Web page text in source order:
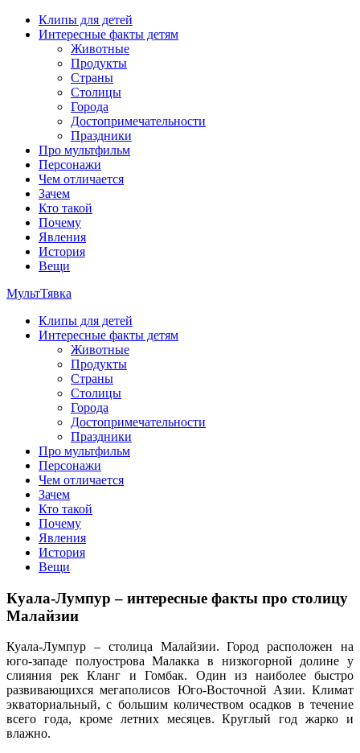
Перейти
содержимому
Клипы для детей
Интересные факты детям
Животные
Продукты
Страны
Столицы
Города
Достопримечательности
Праздники
Про мультфильм
Персонажи
Чем отличается
Зачем
Кто такой
Почему
Явления
История
Вещи
МультТявка
интересные факты про страны, столицы и города, клипы из
мультфильмов, мульт-клипы, песни из мультиков, детские
клипы, интересные факты о мультфильмах и про персонажей
мультфильмов
Клипы для детей
Интересные факты детям
Животные
Продукты
Страны
Столицы
Города
Достопримечательности
Праздники
Про мультфильм
Персонажи
Чем отличается
Зачем
Кто такой
Почему
Явления
История
Вещи
Куала-Лумпур – интересные факты про столицу
Малайзии
Куала-Лумпур – столица Малайзии. Город расположен на
юго-западе полуострова Малакка в низкогорной долине у
слияния рек Кланг и Гомбак. Один из наиболее быстро
развивающихся мегаполисов Юго-Восточной Азии. Климат
экваториальный, с большим количеством осадков в течение
всего года, кроме летних месяцев. Круглый год жарко и
влажно.